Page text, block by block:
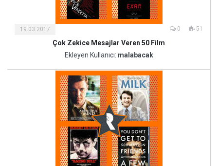
19.03.2017 0 51
Çok Zekice Mesajlar Veren 50 Film
Ekleyen Kullanıcı: malabacak